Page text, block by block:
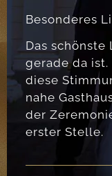
Besonderes
Das
gerade da
diese
nahe
der
erster Stelle.